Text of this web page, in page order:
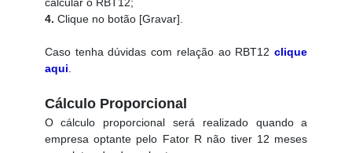
calcular o RBT12;
4. Clique no botão [Gravar].
Caso tenha dúvidas com relação ao RBT12 clique
aqui.
Cálculo Proporcional
O cálculo proporcional será realizado quando a
empresa optante pelo Fator R não tiver 12 meses